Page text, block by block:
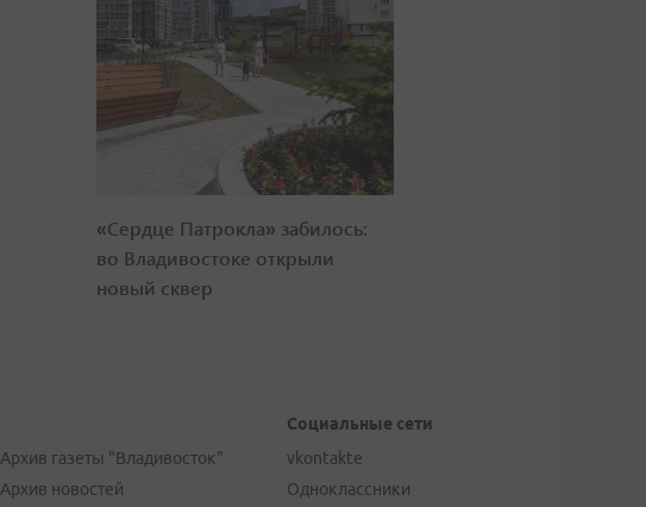
«Сердце Патрокла» забилось:
во Владивостоке открыли
новый сквер
Архив газеты "Владивосток"
Архив новостей
Социальные сети
vkontakte
Одноклассники